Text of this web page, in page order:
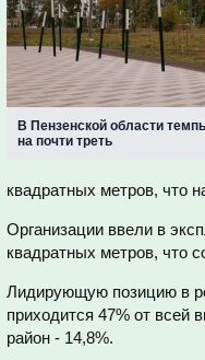
В Пензенской области
на почти треть
квадратных метров, что
Организации ввели в
квадратных метров, что
Лидирующую позицию в
приходится 47% от всей
район - 14,8%.